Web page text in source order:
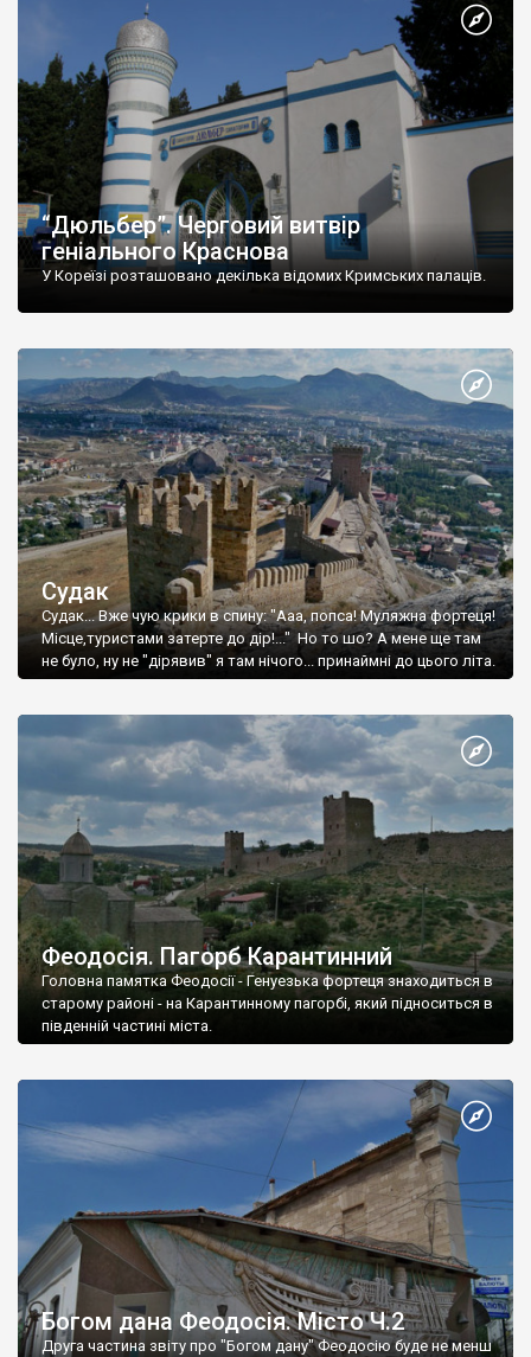
“Дюльбер”. Черговий витвір
геніального Краснова
У Кореїзі розташовано декілька відомих Кримських палаців.
Судак
Судак... Вже чую крики в спину: "Ааа, попса! Муляжна фортеця!
Місце,туристами затерте до дір!..." Но то шо? А мене ще там
не було, ну не "дірявив" я там нічого... принаймні до цього літа.
Феодосія. Пагорб Карантинний
Головна памятка Феодосії - Генуезька фортеця знаходиться в
старому районі - на Карантинному пагорбі, який підноситься в
південній частині міста.
Богом дана Феодосія. Місто Ч.2
Друга частина звіту про "Богом дану" Феодосію буде не менш